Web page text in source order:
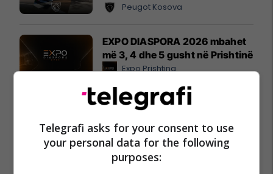
Peugot Kosova
EXPO DIASPORA 2026 mbahet
më 3, 4 dhe 5 gusht në Prishtinë
Expo Prishtina
Telegrafi asks for your consent to use
your personal data for the following
purposes: